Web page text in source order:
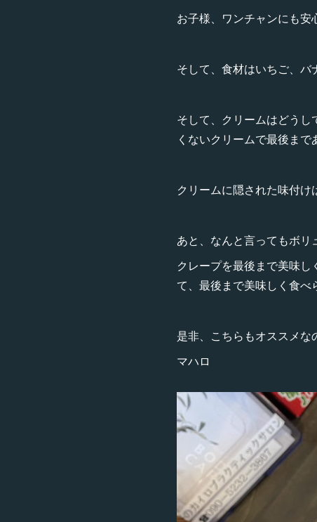
お子様、ワンチャンにも安
そして、食材はいちご、バ
そして、クリームはどう
くないクリームで最後まで
クリームに隠された味付
あと、なんと言ってもボリ
クレープを最後まで美味
て、最後まで美味しく食べ
是非、こちらもオススメ
マハロ